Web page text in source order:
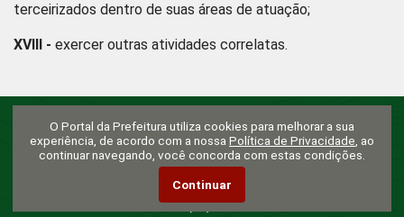
terceirizados dentro de suas áreas de atuação;
XVIII - exercer outras atividades correlatas.
Prefeitura da Estância Turística de Paraibuna
Rua Humaitá, nº 20, Centro - Paraibuna/SP - CEP: 12260-053
gabinete@paraibuna.sp.gov.br
Telefone: (12) 3042-5500
O Portal da Prefeitura utiliza cookies para melhorar a sua
experiência, de acordo com a nossa Política de Privacidade, ao
continuar navegando, você concorda com estas condições.
Continuar